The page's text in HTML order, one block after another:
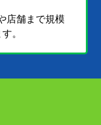
店舗まで規模
。